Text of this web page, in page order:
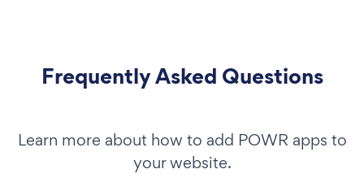
Frequently Asked Questions
Learn more about how to add POWR apps to
your website.